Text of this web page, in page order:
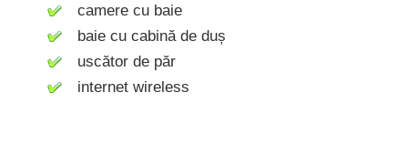
camere cu baie
baie cu cabină de duș
uscător de păr
internet wireless